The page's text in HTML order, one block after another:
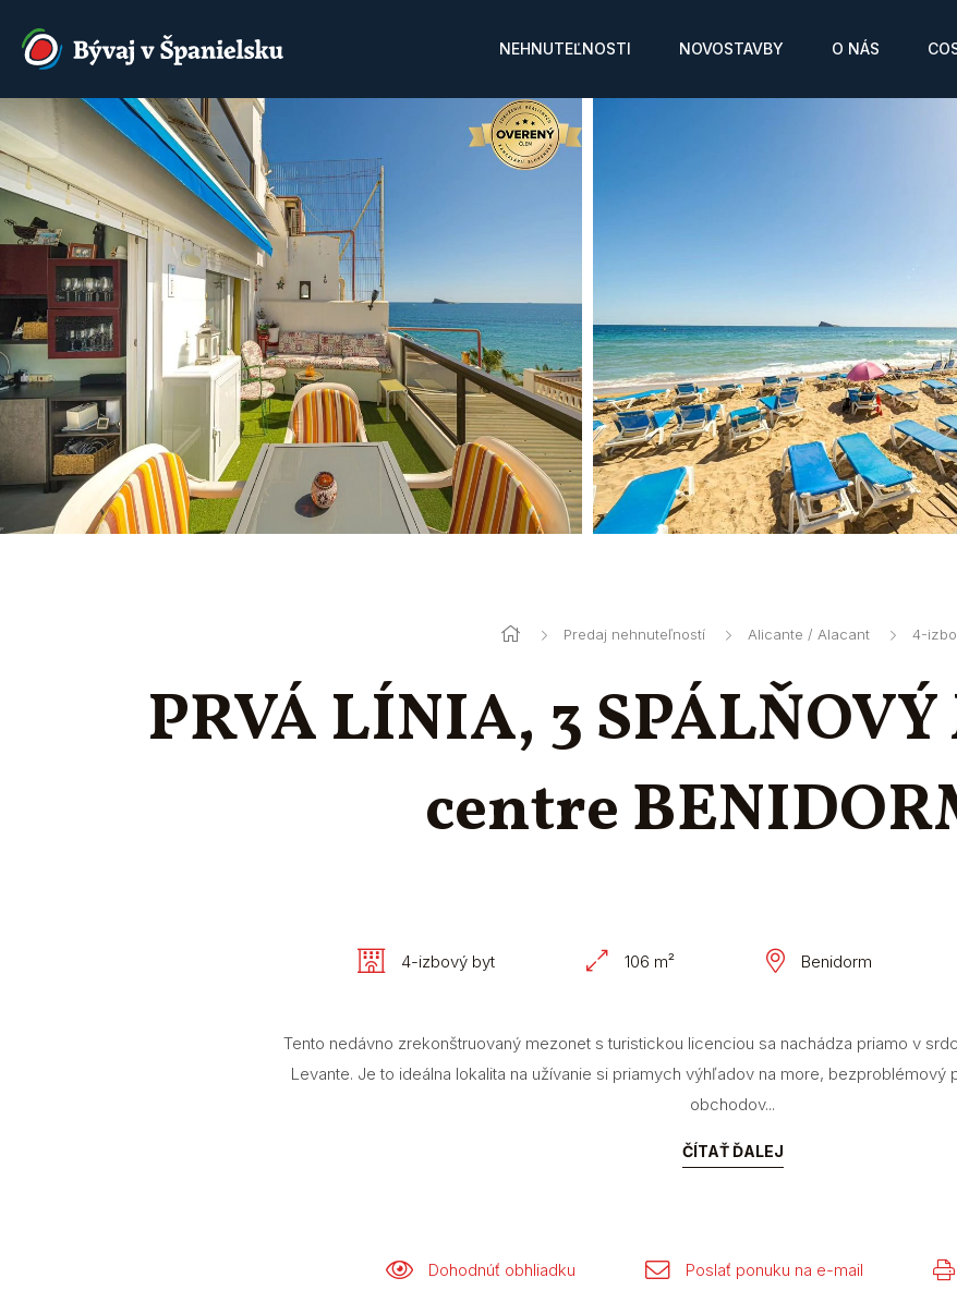
NEHNUTEĽNOSTI NOVOSTAVBY O NÁS
Predaj nehnuteľností Alicante / Alacant 4-
PRVÁ LÍNIA, 3
centre
4-izbový byt 106 m² Benidorm
Tento nedávno zrekonštruovaný mezonet s turistickou licenciou sa nachádza priamo v
Levante. Je to ideálna lokalita na užívanie si priamych výhľadov na more, bezproblémový
obchodov...
ČÍTAŤ ĎALEJ
Dohodnúť obhliadku Poslať ponuku na e-mail